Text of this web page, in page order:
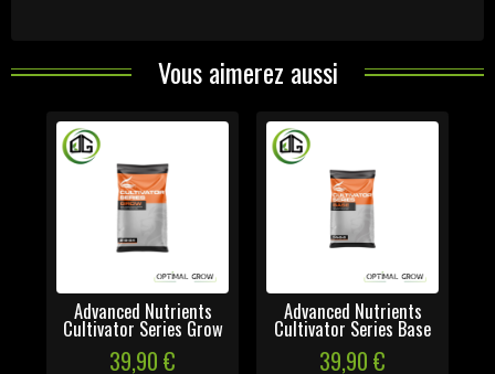
Vous aimerez aussi
Advanced Nutrients
Cultivator Series Grow
39,90 €
Advanced Nutrients
Cultivator Series Base
39,90 €